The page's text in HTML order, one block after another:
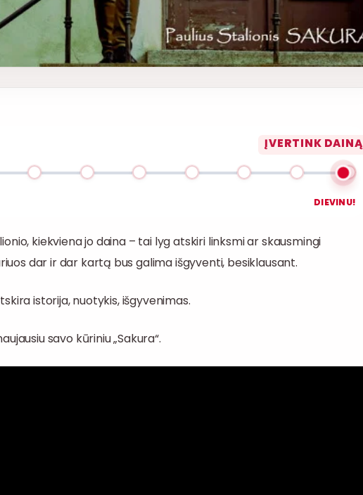
ĮVERTINK DAINĄ
DIEVINU!
kiekviena jo daina – tai lyg atskiri linksmi ar skausmingi
dar ir dar kartą bus galima išgyventi, besiklausant.
istorija, nuotykis, išgyvenimas.
savo kūriniu „Sakura“.